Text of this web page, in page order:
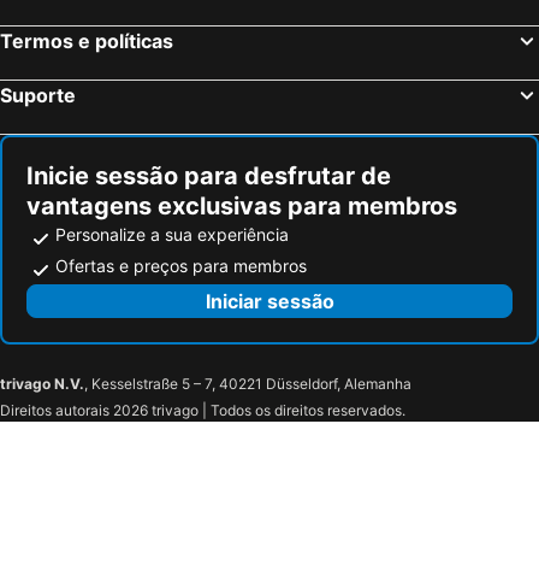
3 John's Place Townhouse
Atlas Guest House
The Strathearn Hotel
Earl David Hotel
Lantern Guest House
21212 Paul Kitching
Victoria Hotel
The Windsor Hotel
Burntisland House
Hot El Apartments Edinburgh Waterfront
Fingal Hotel
The Boars Head, Fife Restaurant and Rooms
Termos e políticas
Suporte
Inicie sessão para desfrutar de
vantagens exclusivas para membros
Personalize a sua experiência
Ofertas e preços para membros
Iniciar sessão
trivago N.V., Kesselstraße 5 – 7, 40221 Düsseldorf, Alemanha
Direitos autorais 2026 trivago | Todos os direitos reservados.